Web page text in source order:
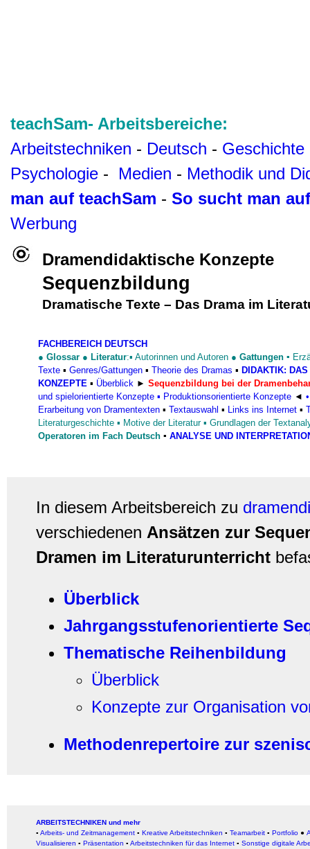
teachSam- Arbeitsbereiche:
Arbeitstechniken - Deutsch - Geschichte
Psychologie - Medien - Methodik und
man auf teachSam - So sucht man
Werbung
Dramendidaktische Konzepte
Sequenzbildung
Dramatische Texte – Das Drama im
FACHBEREICH DEUTSCH
● Glossar ● Literatur:▪ Autorinnen und Autoren ● Gattungen ▪
Texte ▪ Genres/Gattungen ▪ Theorie des Dramas ▪ DIDAKTIK:
KONZEPTE ▪ Überblick ► Sequenzbildung bei der
und spielorientierte Konzepte ▪ Produktionsorientierte Konzepte ◄
Erarbeitung von Dramentexten ▪ Textauswahl ▪ Links ins Internet ▪
Literaturgeschichte ▪ Motive der Literatur▪ Grundlagen der
Operatoren im Fach Deutsch ▪ ANALYSE UND
In diesem Arbeitsbereich zu
verschiedenen Ansätzen zur
Dramen im Literaturunterricht
Überblick
Jahrgangsstufenorientierte
Thematische Reihenbildung
Überblick
Konzepte zur Organisation
Methodenrepertoire zur
ARBEITSTECHNIKEN und mehr
▪ Arbeits- und Zeitmanagement ▪ Kreative Arbeitstechniken ▪ Teamarbeit ▪ Portfolio ●
Visualisieren ▪ Präsentation ▪ Arbeitstechniken für das Internet ▪ Sonstige digitale